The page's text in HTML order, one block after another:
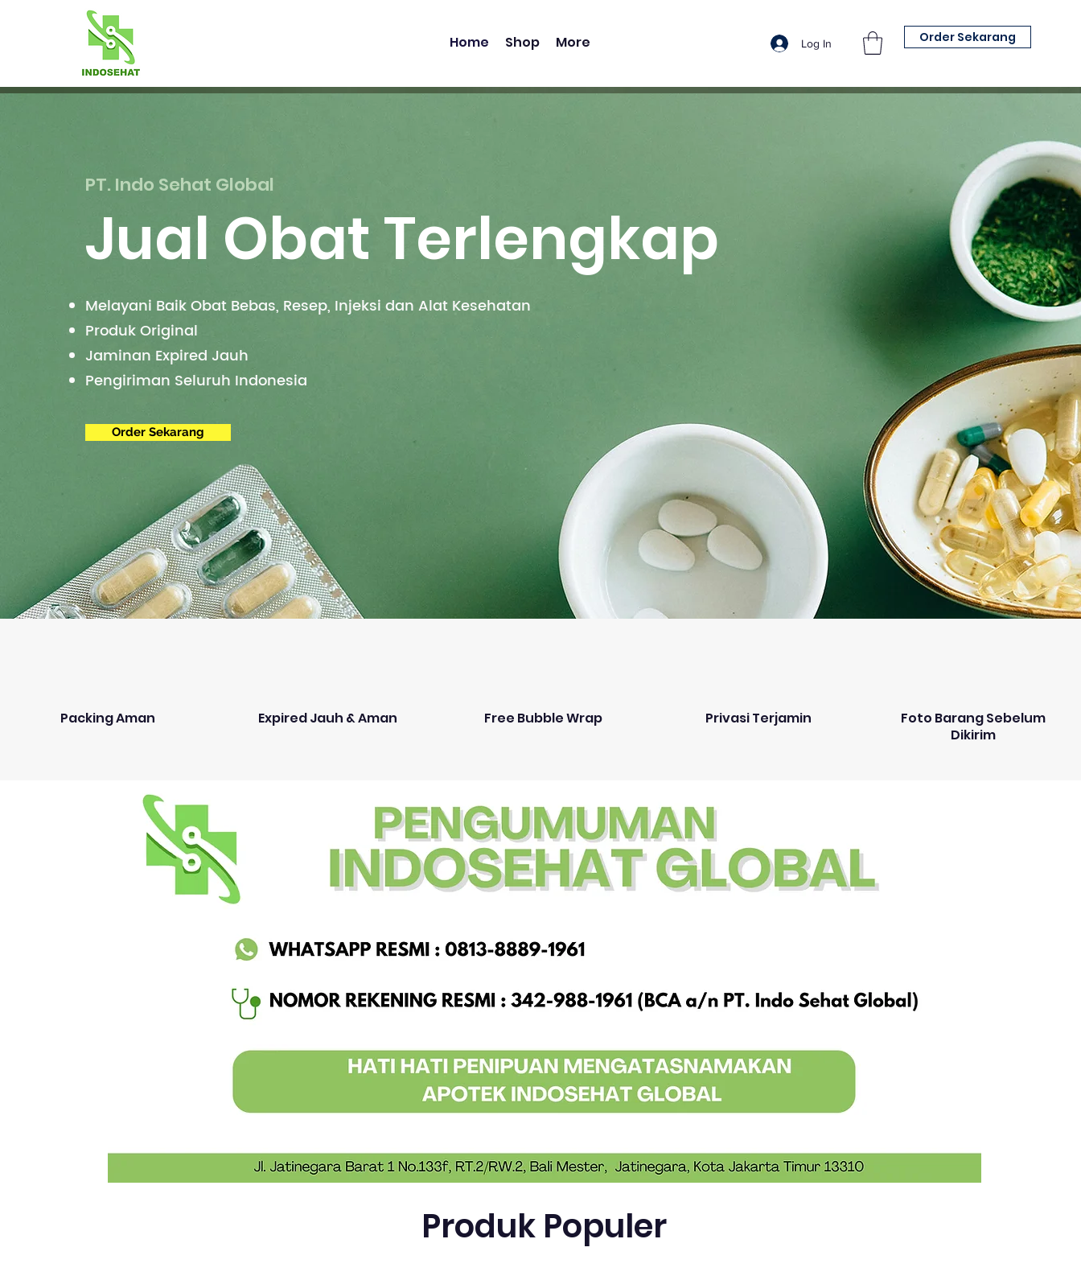
Home Shop More Log In Order Sekarang
PT. Indo Sehat Global
Jual Obat Terlengkap
Melayani Baik Obat Bebas, Resep, Injeksi dan Alat Kesehatan
Produk Original
Jaminan Expired Jauh
Pengiriman Seluruh Indonesia
Order Sekarang
Packing Aman Expired Jauh & Aman Free Bubble Wrap Privasi Terjamin
Foto Barang Sebelum
Dikirim
Produk Populer